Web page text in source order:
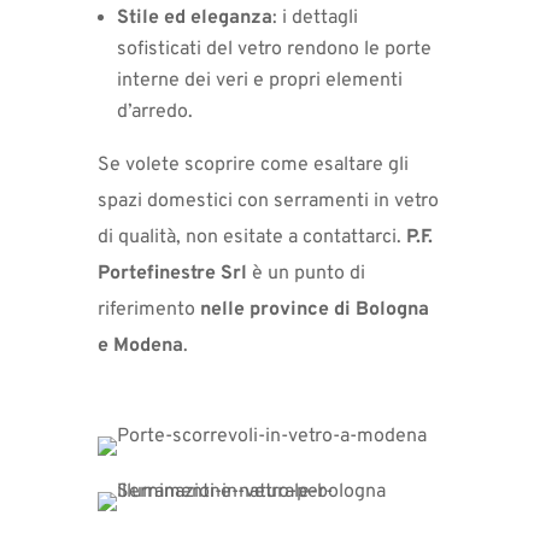
Stile ed eleganza: i dettagli
sofisticati del vetro rendono le porte
interne dei veri e propri elementi
d’arredo.
Se volete scoprire come esaltare gli
spazi domestici con serramenti in vetro
di qualità, non esitate a contattarci. P.F.
Portefinestre Srl è un punto di
riferimento nelle province di Bologna
e Modena.